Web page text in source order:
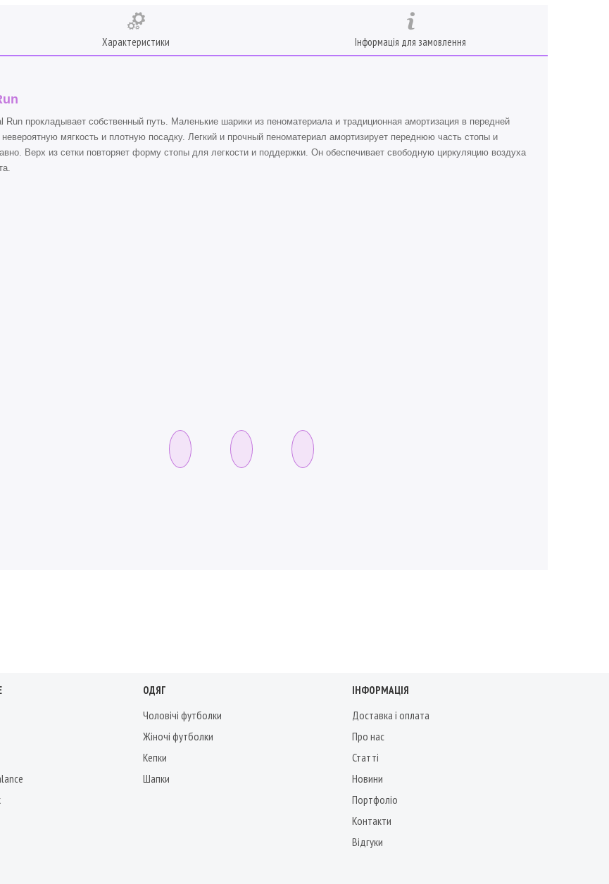
Характеристики Інформація для замовлення
прокладывает собственный путь. Маленькие шарики из пеноматериала и традиционная амортизация в передней
мягкость и плотную посадку. Легкий и прочный пеноматериал амортизирует переднюю часть стопы и
Верх из сетки повторяет форму стопы для легкости и поддержки. Он обеспечивает свободную циркуляцию воздуха
ОДЯГ
Чоловічі футболки
Жіночі футболки
Кепки
Шапки
ІНФОРМАЦІЯ
Доставка і оплата
Про нас
Статті
Новини
Портфоліо
Контакти
Відгуки